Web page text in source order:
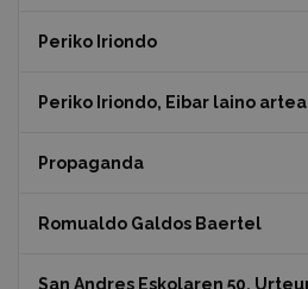
Periko Iriondo
Periko Iriondo, Eibar laino
Propaganda
Romualdo Galdos Baertel
San Andres Eskolaren 50.